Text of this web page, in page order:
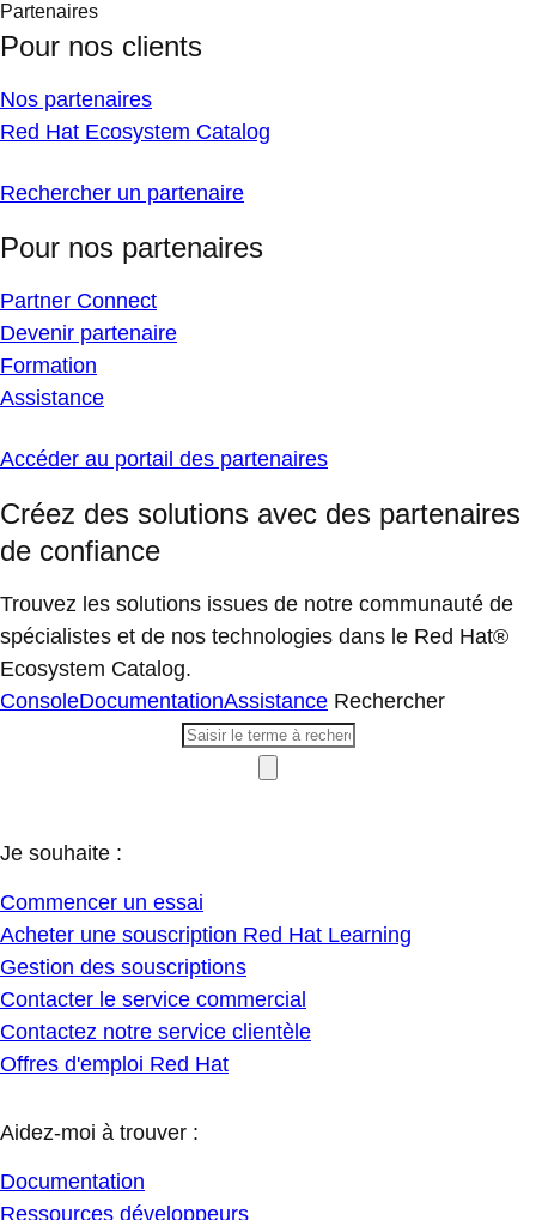
Partenaires
Pour nos clients
Nos partenaires
Red Hat Ecosystem Catalog
Rechercher un partenaire
Pour nos partenaires
Partner Connect
Devenir partenaire
Formation
Assistance
Accéder au portail des partenaires
Créez des solutions avec des partenaires
de confiance
Trouvez les solutions issues de notre communauté de
spécialistes et de nos technologies dans le Red Hat®
Ecosystem Catalog.
ConsoleDocumentationAssistance Rechercher
Je souhaite :
Commencer un essai
Acheter une souscription Red Hat Learning
Gestion des souscriptions
Contacter le service commercial
Contactez notre service clientèle
Offres d'emploi Red Hat
Aidez-moi à trouver :
Documentation
Ressources développeurs